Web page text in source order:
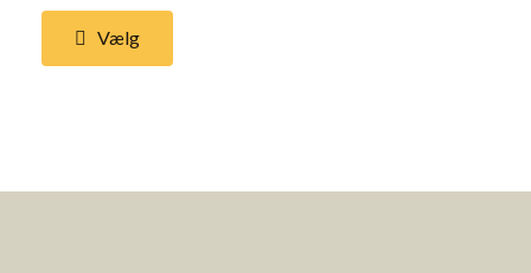
Vælg